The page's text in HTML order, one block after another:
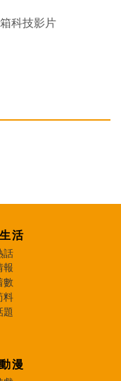
科技影片
活
話
報
數
料
題
漫